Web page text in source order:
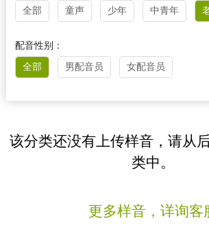
全部 童声 少年 中青年
配音性别：
全部 男配音员 女配音员
该分类还没有上传样音，请从
类中。
更多样音，详询客